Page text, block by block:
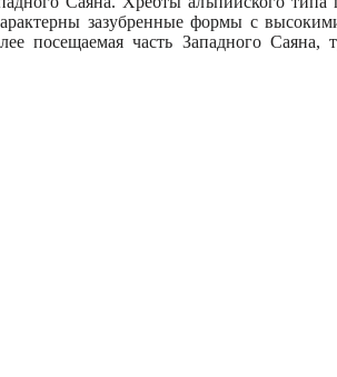
зазубренные формы с
посещаемая часть Западного Саяна,